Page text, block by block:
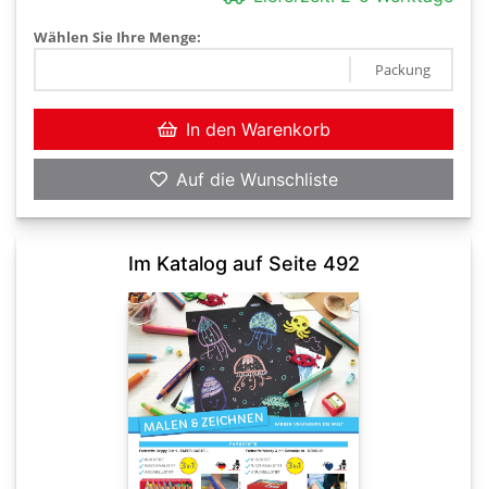
Wählen Sie Ihre Menge:
Packung
In den Warenkorb
Auf die Wunschliste
Im Katalog auf Seite 492